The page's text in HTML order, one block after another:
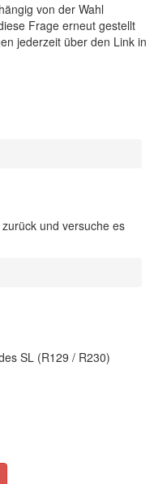
von der Wahl
Frage erneut gestellt
jederzeit über den Link in
und versuche es
SL (R129 / R230)